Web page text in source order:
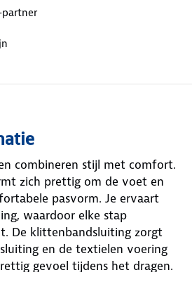
partner
combineren stijl met comfort.
zich prettig om de voet en
pasvorm. Je ervaart
waardoor elke stap
De klittenbandsluiting zorgt
en de textielen voering
gevoel tijdens het dragen.
deze sandalen bieden je